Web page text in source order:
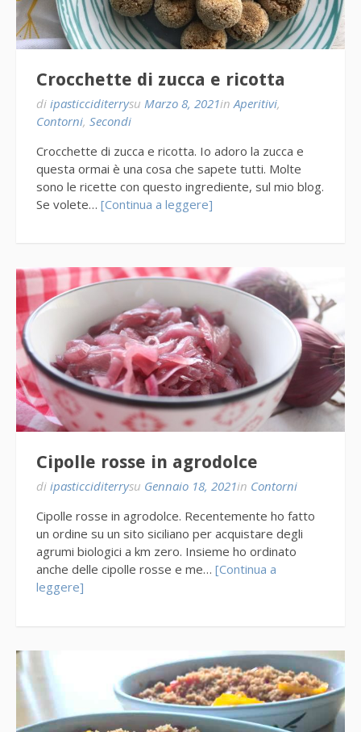
Crocchette di zucca e ricotta
di ipasticciditerrysu Marzo 8, 2021in Aperitivi,
Contorni, Secondi
Crocchette di zucca e ricotta. Io adoro la zucca e
questa ormai è una cosa che sapete tutti. Molte
sono le ricette con questo ingrediente, sul mio blog.
Se volete… [Continua a leggere]
Cipolle rosse in agrodolce
di ipasticciditerrysu Gennaio 18, 2021in Contorni
Cipolle rosse in agrodolce. Recentemente ho fatto
un ordine su un sito siciliano per acquistare degli
agrumi biologici a km zero. Insieme ho ordinato
anche delle cipolle rosse e me… [Continua a
leggere]